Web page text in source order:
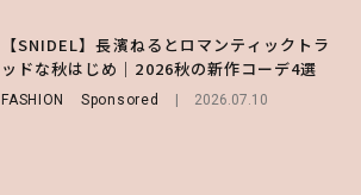
【SNIDEL】長濱ねるとロマンティックトラ
ッドな秋はじめ｜2026秋の新作コーデ4選
FASHION Sponsored 2026.07.10
【森香澄】理想のスタイルはどう作る？体型
キープの秘訣や夏の過ごし方など独占インタ
ビュー！
ENTERTAINMENT 2026.07.31
【谷まりあ】夏は“シアースカート”でさり
げなく肌見せ！透け感のニュアンスを楽しめ
るマストハブアイテム4選